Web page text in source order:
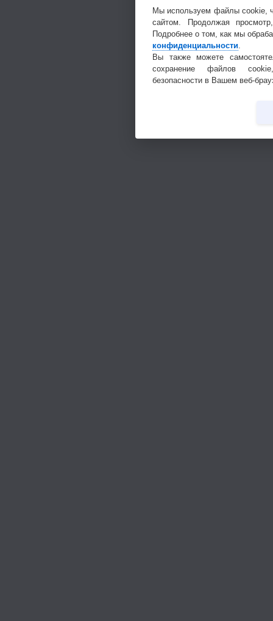
Мы используем файлы cookie,
сайтом. Продолжая
Подробнее о том, как мы
конфиденциальности.
Вы также можете
сохранение файлов
безопасности в Вашем веб-